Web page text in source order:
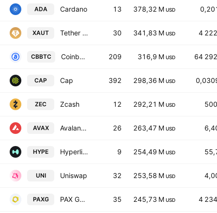
ADA Cardano 13 378,32 M USD
XAUT Tether Gold 30 341,83 M USD 4
CBBTC Coinbase Wrapped BTC 209 316,9 M USD 64
CAP Cap 392 298,36 M USD
ZEC Zcash 12 292,21 M USD
AVAX Avalanche 26 263,47 M USD
HYPE Hyperliquid 9 254,49 M USD
UNI Uniswap 32 253,58 M USD
PAXG PAX Gold 35 245,73 M USD 4